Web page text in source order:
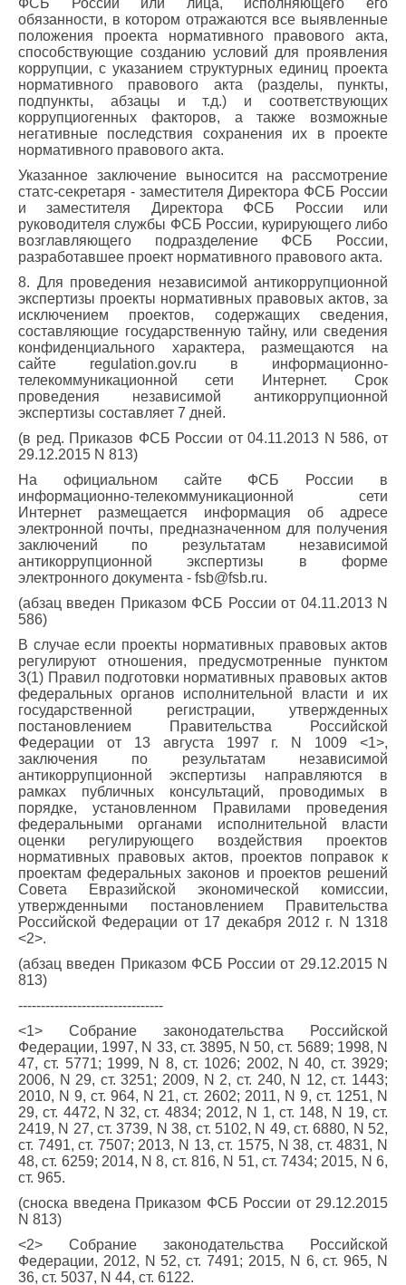
ФСБ России или лица, исполняющего его
обязанности, в котором отражаются все выявленные
положения проекта нормативного правового акта,
способствующие созданию условий для проявления
коррупции, с указанием структурных единиц проекта
нормативного правового акта (разделы, пункты,
подпункты, абзацы и т.д.) и соответствующих
коррупциогенных факторов, а также возможные
негативные последствия сохранения их в проекте
нормативного правового акта.
Указанное заключение выносится на рассмотрение
статс-секретаря - заместителя Директора ФСБ России
и заместителя Директора ФСБ России или
руководителя службы ФСБ России, курирующего либо
возглавляющего подразделение ФСБ России,
разработавшее проект нормативного правового акта.
8. Для проведения независимой антикоррупционной
экспертизы проекты нормативных правовых актов, за
исключением проектов, содержащих сведения,
составляющие государственную тайну, или сведения
конфиденциального характера, размещаются на
сайте regulation.gov.ru в информационно-
телекоммуникационной сети Интернет. Срок
проведения независимой антикоррупционной
экспертизы составляет 7 дней.
(в ред. Приказов ФСБ России от 04.11.2013 N 586, от
29.12.2015 N 813)
На официальном сайте ФСБ России в
информационно-телекоммуникационной сети
Интернет размещается информация об адресе
электронной почты, предназначенном для получения
заключений по результатам независимой
антикоррупционной экспертизы в форме
электронного документа - fsb@fsb.ru.
(абзац введен Приказом ФСБ России от 04.11.2013 N
586)
В случае если проекты нормативных правовых актов
регулируют отношения, предусмотренные пунктом
3(1) Правил подготовки нормативных правовых актов
федеральных органов исполнительной власти и их
государственной регистрации, утвержденных
постановлением Правительства Российской
Федерации от 13 августа 1997 г. N 1009 <1>,
заключения по результатам независимой
антикоррупционной экспертизы направляются в
рамках публичных консультаций, проводимых в
порядке, установленном Правилами проведения
федеральными органами исполнительной власти
оценки регулирующего воздействия проектов
нормативных правовых актов, проектов поправок к
проектам федеральных законов и проектов решений
Совета Евразийской экономической комиссии,
утвержденными постановлением Правительства
Российской Федерации от 17 декабря 2012 г. N 1318
<2>.
(абзац введен Приказом ФСБ России от 29.12.2015 N
813)
--------------------------------
<1> Собрание законодательства Российской
Федерации, 1997, N 33, ст. 3895, N 50, ст. 5689; 1998, N
47, ст. 5771; 1999, N 8, ст. 1026; 2002, N 40, ст. 3929;
2006, N 29, ст. 3251; 2009, N 2, ст. 240, N 12, ст. 1443;
2010, N 9, ст. 964, N 21, ст. 2602; 2011, N 9, ст. 1251, N
29, ст. 4472, N 32, ст. 4834; 2012, N 1, ст. 148, N 19, ст.
2419, N 27, ст. 3739, N 38, ст. 5102, N 49, ст. 6880, N 52,
ст. 7491, ст. 7507; 2013, N 13, ст. 1575, N 38, ст. 4831, N
48, ст. 6259; 2014, N 8, ст. 816, N 51, ст. 7434; 2015, N 6,
ст. 965.
(сноска введена Приказом ФСБ России от 29.12.2015
N 813)
<2> Собрание законодательства Российской
Федерации, 2012, N 52, ст. 7491; 2015, N 6, ст. 965, N
36, ст. 5037, N 44, ст. 6122.